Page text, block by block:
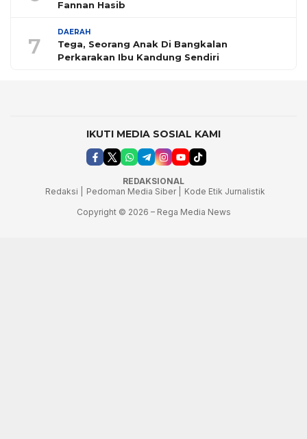
Fannan Hasib
7
DAERAH
Tega, Seorang Anak Di Bangkalan
Perkarakan Ibu Kandung Sendiri
IKUTI MEDIA SOSIAL KAMI
REDAKSIONAL
Redaksi |
Pedoman Media Siber |
Kode Etik Jurnalistik
Copyright © 2026 – Rega Media News